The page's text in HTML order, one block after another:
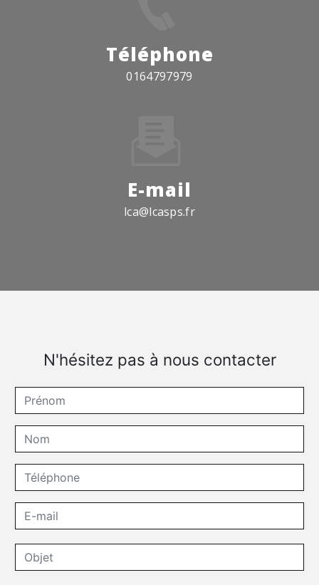
Téléphone
0164797979
E-mail
lca@lcasps.fr
N'hésitez pas à nous contacter